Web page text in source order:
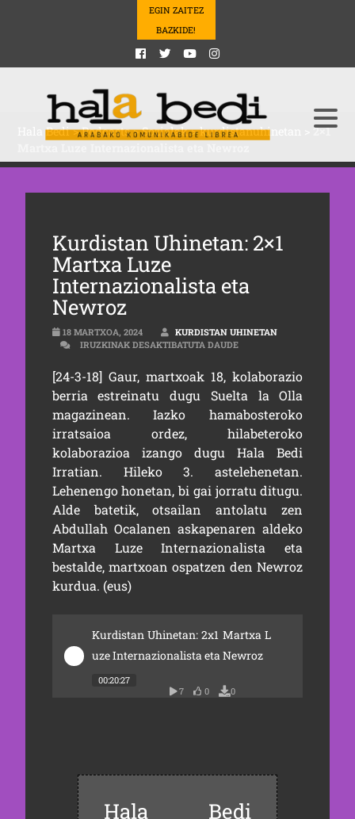
EGIN ZAITEZ
BAZKIDE!
Hala Bedi>Podcasts>Sozialak>kurdistanuhinetan
2×1
Kurdistan Uhinetan: 2×1
Martxa Luze
Internazionalista eta
Newroz
18 MARTXOA, 2024
KURDISTAN UHINETAN
IRUZKINAK DESAKTIBATUTA DAUDE2×1 MARTXA LUZE
[24-3-18] Gaur, martxoak 18, kolaborazio
berria estreinatu dugu Suelta la Olla
magazinean. Iazko hamabosteroko
irratsaioa ordez, hilabeteroko
kolaborazioa izango dugu Hala Bedi
Irratian. Hileko 3. astelehenetan.
Lehenengo honetan, bi gai jorratu ditugu.
Alde batetik, otsailan antolatu zen
Abdullah Ocalanen askapenaren aldeko
Martxa Luze Internazionalista eta
bestalde, martxoan ospatzen den Newroz
kurdua. (eus)
Kurdistan Uhinetan: 2x1 Martxa L
uze Internazionalista eta Newroz
00:20:27
7
0 0
Hala Bedi